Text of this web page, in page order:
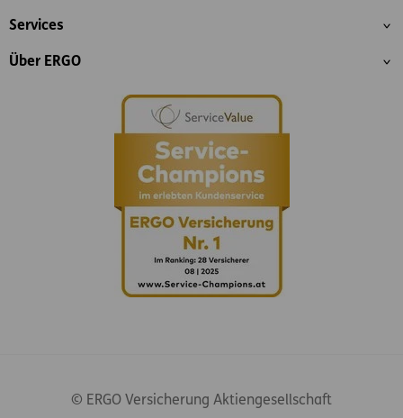
Services
Über ERGO
© ERGO Versicherung Aktiengesellschaft